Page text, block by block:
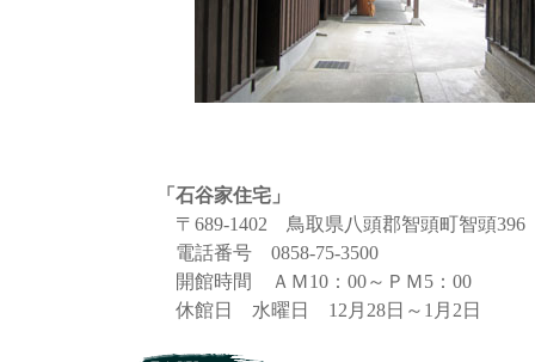
「石谷家住宅」
〒689-1402 鳥取県八頭郡智頭町智頭396
電話番号 0858-75-3500
開館時間 ＡＭ10：00～ＰＭ5：00
休館日 水曜日 12月28日～1月2日